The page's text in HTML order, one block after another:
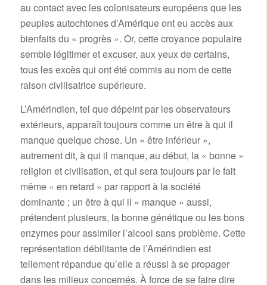
au contact avec les colonisateurs européens que les
peuples autochtones d’Amérique ont eu accès aux
bienfaits du « progrès ». Or, cette croyance populaire
semble légitimer et excuser, aux yeux de certains,
tous les excès qui ont été commis au nom de cette
raison civilisatrice supérieure.
L’Amérindien, tel que dépeint par les observateurs
extérieurs, apparaît toujours comme un être à qui il
manque quelque chose. Un « être inférieur »,
autrement dit, à qui il manque, au début, la « bonne »
religion et civilisation, et qui sera toujours par le fait
même « en retard » par rapport à la société
dominante ; un être à qui il « manque » aussi,
prétendent plusieurs, la bonne génétique ou les bons
enzymes pour assimiler l’alcool sans problème. Cette
représentation débilitante de l’Amérindien est
tellement répandue qu’elle a réussi à se propager
dans les milieux concernés. À force de se faire dire